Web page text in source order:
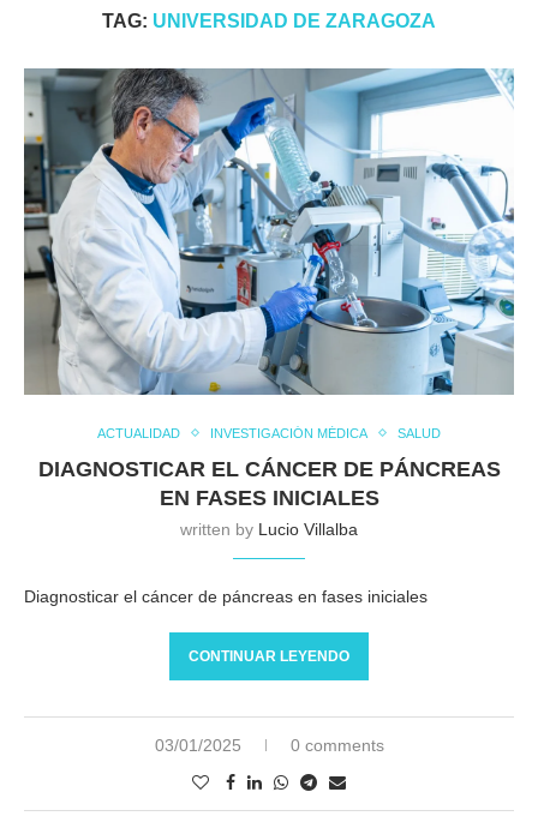
TAG: UNIVERSIDAD DE ZARAGOZA
ACTUALIDAD INVESTIGACIÓN MÉDICA SALUD
DIAGNOSTICAR EL CÁNCER DE PÁNCREAS
EN FASES INICIALES
written by Lucio Villalba
Diagnosticar el cáncer de páncreas en fases iniciales
CONTINUAR LEYENDO
03/01/2025 0 comments